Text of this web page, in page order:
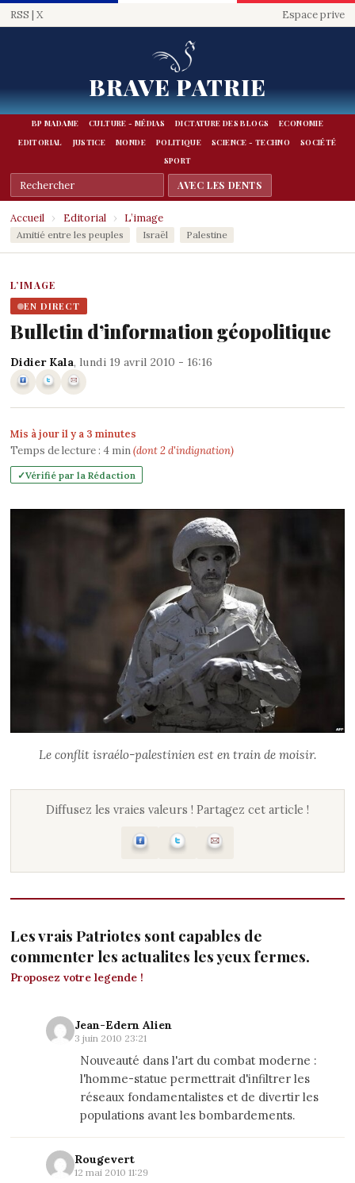
RSS | X Espace prive
BRAVE PATRIE
BP MADAME CULTURE - MÉDIAS DICTATURE DES BLOGS
ECONOMIE
EDITORIAL
JUSTICE MONDE POLITIQUE SCIENCE - TECHNO
SOCIÉTÉ
SPORT
Accueil › Editorial › L’image
Amitié entre les peuples Israël Palestine
L’IMAGE
EN DIRECT
Bulletin d’information géopolitique
Didier Kala, lundi 19 avril 2010 - 16:16
Mis à jour il y a 3 minutes
Temps de lecture : 4min(dont 2 d'indignation)
Vérifié par la Rédaction
Le conflit israélo-palestinien est en train de moisir.
Diffusez les vraies valeurs ! Partagez cet article !
Les vrais Patriotes sont capables de
commenter les actualites les yeux fermes.
Proposez votre legende !
Jean-Edern Alien
3 juin 2010 23:21
Nouveauté dans l'art du combat moderne :
l'homme-statue permettrait d'infiltrer les
réseaux fondamentalistes et de divertir les
populations avant les bombardements.
Rougevert
12 mai 2010 11:29